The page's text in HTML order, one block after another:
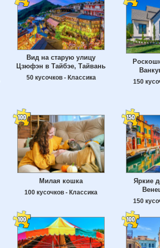
Вид на старую улицу
Цзюфэн в Тайбэе, Тайвань
50 кусочков - Классика
150
Милая кошка
100 кусочков - Классика
Яркие
150